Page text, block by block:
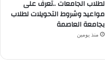
لطلاب الجامعات ..تعرف على
مواعيد وشروط التحويلات لطلاب
بجامعة العاصمة
منذ يومين